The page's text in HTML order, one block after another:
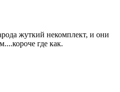
жуткий некомплект, и они
где как.